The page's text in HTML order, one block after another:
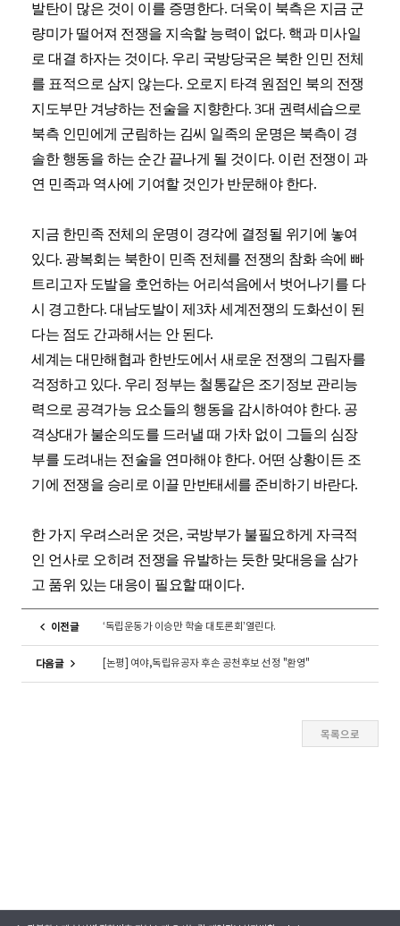
발탄이 많은 것이 이를 증명한다. 더욱이 북측은 지금 군
량미가 떨어져 전쟁을 지속할 능력이 없다. 핵과 미사일
로 대결 하자는 것이다. 우리 국방당국은 북한 인민 전체
를 표적으로 삼지 않는다. 오로지 타격 원점인 북의 전쟁
지도부만 겨냥하는 전술을 지향한다. 3대 권력세습으로
북측 인민에게 군림하는 김씨 일족의 운명은 북측이 경
솔한 행동을 하는 순간 끝나게 될 것이다. 이런 전쟁이 과
연 민족과 역사에 기여할 것인가 반문해야 한다.
지금 한민족 전체의 운명이 경각에 결정될 위기에 놓여
있다. 광복회는 북한이 민족 전체를 전쟁의 참화 속에 빠
트리고자 도발을 호언하는 어리석음에서 벗어나기를 다
시 경고한다. 대남도발이 제3차 세계전쟁의 도화선이 된
다는 점도 간과해서는 안 된다.
세계는 대만해협과 한반도에서 새로운 전쟁의 그림자를
걱정하고 있다. 우리 정부는 철통같은 조기정보 관리능
력으로 공격가능 요소들의 행동을 감시하여야 한다. 공
격상대가 불순의도를 드러낼 때 가차 없이 그들의 심장
부를 도려내는 전술을 연마해야 한다. 어떤 상황이든 조
기에 전쟁을 승리로 이끌 만반태세를 준비하기 바란다.
한 가지 우려스러운 것은, 국방부가 불필요하게 자극적
인 언사로 오히려 전쟁을 유발하는 듯한 맞대응을 삼가
고 품위 있는 대응이 필요할 때이다.
이전글 ‘독립운동가 이승만 학술 대토론회’열린다.
다음글 [논평] 여야,독립유공자 후손 공천후보 선정 "환영"